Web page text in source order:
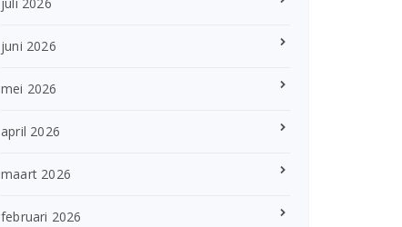
juni 2026
mei 2026
april 2026
maart 2026
februari 2026